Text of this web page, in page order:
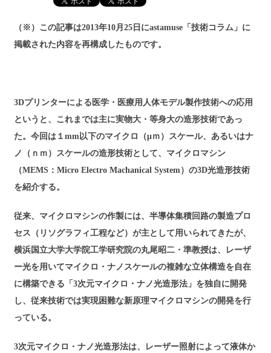
（※）この記事は2013年10月25日にastamuse「技術コラム」に
掲載された内容を再構成したものです。
3Dプリンターによる医学・医療用人体モデル製作技術への応用
というと、これまでは主に実物大・等身大の造形技術であっ
た。今回は１mm以下のマイクロ（μｍ）スケール、あるいはナ
ノ（ｎｍ）スケールの造形技術として、マイクロマシン
（MEMS：Micro Electro Machanical System）の3D光造形技術
を紹介する。
従来、マイクロマシンの作製には、半導体集積回路の製造プロ
セス（リソグラフィ工程など）が主として用いられてきたが、
横浜国立大学大学院工学研究院の丸尾昭二・準教授は、レーザ
ー光を用いてマイクロ・ナノスケールの複雑な立体構造を自在
に構築できる「3次元マイクロ・ナノ光造形法」を独自に開発
し、従来技術では実現困難な新原理マイクロマシンの開発を行
っている。
3次元マイクロ・ナノ光造形法は、レーザー照射によって液体か